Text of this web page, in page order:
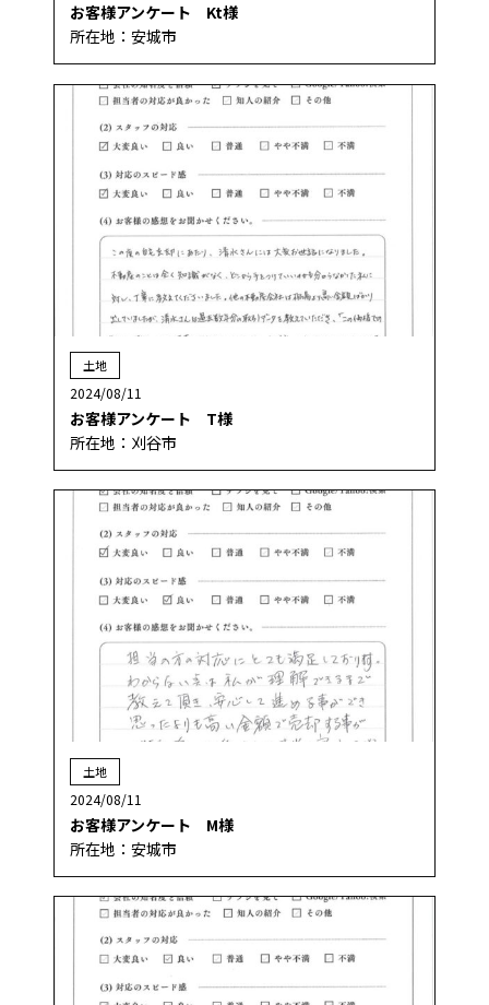
お客様アンケート Kt様
所在地：安城市
土地
2024/08/11
お客様アンケート T様
所在地：刈谷市
土地
2024/08/11
お客様アンケート M様
所在地：安城市